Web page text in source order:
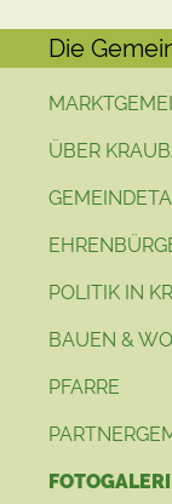
Die
ÜBER
POLITIK IN
BAUEN &
PFARRE